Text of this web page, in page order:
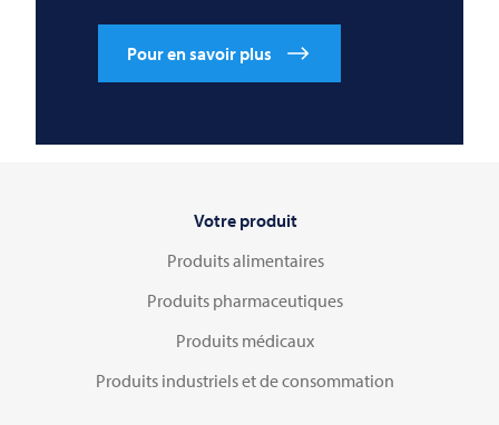
Pour en savoir plus
Votre produit
Produits alimentaires
Produits pharmaceutiques
Produits médicaux
Produits industriels et de consommation